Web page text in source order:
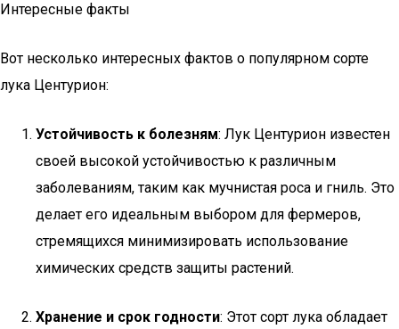
Интересные факты
Вот несколько интересных фактов о популярном сорте
лука Центурион:
Устойчивость к болезням: Лук Центурион известен
своей высокой устойчивостью к различным
заболеваниям, таким как мучнистая роса и гниль. Это
делает его идеальным выбором для фермеров,
стремящихся минимизировать использование
химических средств защиты растений.
Хранение и срок годности: Этот сорт лука обладает